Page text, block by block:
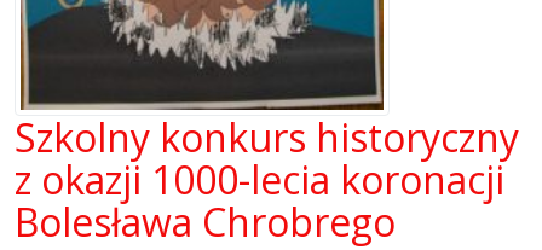
Szkolny konkurs historyczny
z okazji 1000-lecia koronacji
Bolesława Chrobrego